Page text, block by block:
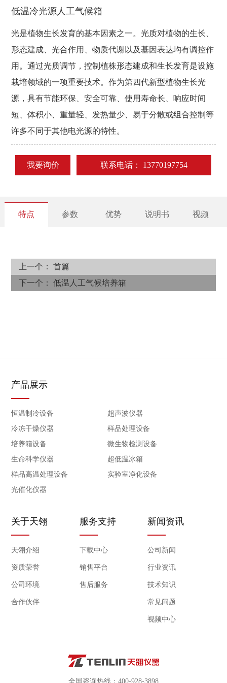
低温冷光源人工气候箱
光是植物生长发育的基本因素之一。光质对植物的生长、
形态建成、光合作用、物质代谢以及基因表达均有调控作
用。通过光质调节，控制植株形态建成和生长发育是设施
栽培领域的一项重要技术。作为第四代新型植物生长光
源，具有节能环保、安全可靠、使用寿命长、响应时间
短、体积小、重量轻、发热量少、易于分散或组合控制等
许多不同于其他电光源的特性。
我要询价 联系电话： 13770197754
特点 参数 优势 说明书 视频
2.红(620nm)、蓝(460nm) LED光源(冷光源)，光束不产生
热量，并且提取了有利于植物生长的有用光。
4.节能-----LED光源能耗极低，比普通光源低80%左右，
事故率明显降低，免保期由常规的一年延长至两年。
5.提供 、稳定的光照：50000小时以上，使用寿命长光电
转换效能高。比普通的光源使用寿命3000小时大16倍。
6.LED光源的响应时间 快，为纳秒级，光源是集成点阵
度与环境温度要求一致时，可关闭机器的温度控制开关，
是光源板独立控制，即一箱两用。
8.顶置式平面光照确保培养物能充分平均的吸收光源保持
实验结果的一致性。
9.水平循环风，保证物品放置后层与层之间的温度保持一
致。
10.可调式搁架，高内部空间，可随作物的生长调节光源
产品用途：冷光源光照培养箱适用于植物的生长和组织培
养，种子发芽、育苗、微生物的培养试验；昆虫小动物的
上一个： 首篇
下一个：低温人工气候培养箱
产品展示
恒温制冷设备
超声波仪器
冷冻干燥仪器
样品处理设备
培养箱设备
微生物检测设备
生命科学仪器
超低温冰箱
样品高温处理设备
实验室净化设备
光催化仪器
关于天翎
天翎介绍
资质荣誉
公司环境
合作伙伴
服务支持
下载中心
销售平台
售后服务
新闻资讯
公司新闻
行业资讯
技术知识
常见问题
视频中心
全国咨询热线：400-928-3898